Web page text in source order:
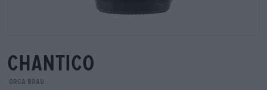
chantico
orca brau